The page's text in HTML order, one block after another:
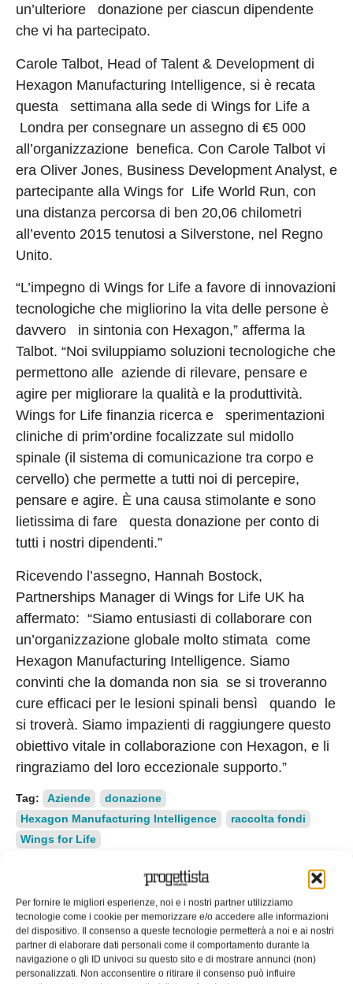
Per fornire le migliori esperienze, noi e i nostri partner utilizziamo
tecnologie come i cookie per memorizzare e/o accedere alle informazioni
del dispositivo. Il consenso a queste tecnologie permetterà a noi e ai nostri
partner di elaborare dati personali come il comportamento durante la
navigazione o gli ID univoci su questo sito e di mostrare annunci (non)
personalizzati. Non acconsentire o ritirare il consenso può influire
un’ulteriore donazione per ciascun dipendente
che vi ha partecipato.
Carole Talbot, Head of Talent & Development di
Hexagon Manufacturing Intelligence, si è recata
questa settimana alla sede di Wings for Life a
Londra per consegnare un assegno di €5 000
all’organizzazione benefica. Con Carole Talbot vi
era Oliver Jones, Business Development Analyst, e
partecipante alla Wings for Life World Run, con
una distanza percorsa di ben 20,06 chilometri
all’evento 2015 tenutosi a Silverstone, nel Regno
Unito.
“L’impegno di Wings for Life a favore di innovazioni
tecnologiche che migliorino la vita delle persone è
davvero in sintonia con Hexagon,” afferma la
Talbot. “Noi sviluppiamo soluzioni tecnologiche che
permettono alle aziende di rilevare, pensare e
agire per migliorare la qualità e la produttività.
Wings for Life finanzia ricerca e sperimentazioni
cliniche di prim’ordine focalizzate sul midollo
spinale (il sistema di comunicazione tra corpo e
cervello) che permette a tutti noi di percepire,
pensare e agire. È una causa stimolante e sono
lietissima di fare questa donazione per conto di
tutti i nostri dipendenti.”
Ricevendo l’assegno, Hannah Bostock,
Partnerships Manager di Wings for Life UK ha
affermato: “Siamo entusiasti di collaborare con
un’organizzazione globale molto stimata come
Hexagon Manufacturing Intelligence. Siamo
convinti che la domanda non sia se si troveranno
cure efficaci per le lesioni spinali bensì quando le
si troverà. Siamo impazienti di raggiungere questo
obiettivo vitale in collaborazione con Hexagon, e li
ringraziamo del loro eccezionale supporto.”
Tag: Aziende
donazione
Hexagon Manufacturing Intelligence
raccolta fondi
Wings for Life